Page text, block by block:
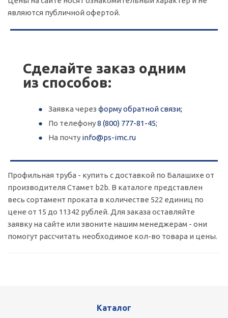
являются публичной офертой.
Сделайте заказ одним
из способов:
Заявка через форму обратной связи;
По телефону8 (800) 777-81-45;
На почту info@ps-imc.ru
Профильная труба - купить с доставкой по Балашихе от
производителя Стамет b2b. В каталоге представлен
весь сортамент проката в количестве 522 единиц по
цене от 15 до 11342 рублей. Для заказа оставляйте
заявку на сайте или звоните нашим менеджерам - они
помогут рассчитать необходимое кол-во товара и цены.
Каталог